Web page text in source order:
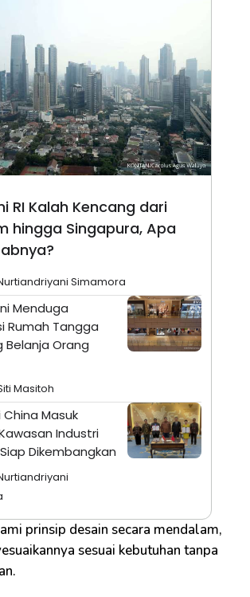
RI Kalah Kencang dari
hingga Singapura, Apa
Simamora
Menduga
Rumah Tangga
Belanja Orang
Masitoh
Masuk
Industri
Dikembangkan
prinsip desain secara mendalam,
sesuai kebutuhan tanpa